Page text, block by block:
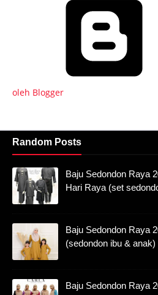
oleh Blogger
Random Posts
Baju Sedondon Raya
Hari Raya (set
Baju Sedondon Raya
(sedondon ibu & anak)
Baju Sedondon Raya